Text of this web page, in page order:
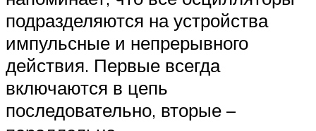
подразделяются на устройства
импульсные и непрерывного
действия. Первые всегда
включаются в цепь
последовательно, вторые –